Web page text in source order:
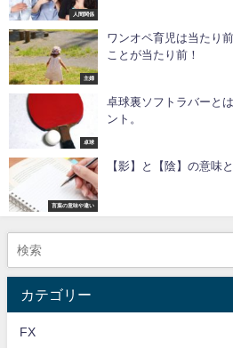
人間関係
主婦
ワンオペ育児は当たり
ことが当たり前！
卓球
卓球裏ソフトラバーと
ント。
言葉の意味や違い
【影】と【陰】の意味
カテゴリー
FX